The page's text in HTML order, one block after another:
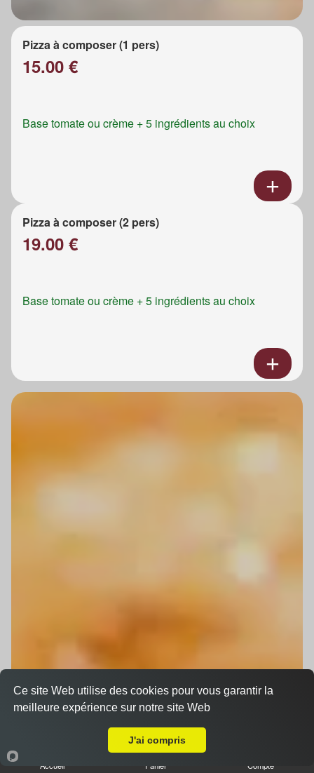
Pizza à composer (1 pers)
15.00 €
Base tomate ou crème + 5 ingrédients au choix
Pizza à composer (2 pers)
19.00 €
Base tomate ou crème + 5 ingrédients au choix
Accueil Panier Compte
Ce site Web utilise des cookies pour vous garantir la
meilleure expérience sur notre site Web
J'ai compris